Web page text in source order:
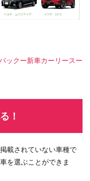
ックー新車カーリースー
！
載されていない車種で
を選ぶことができま